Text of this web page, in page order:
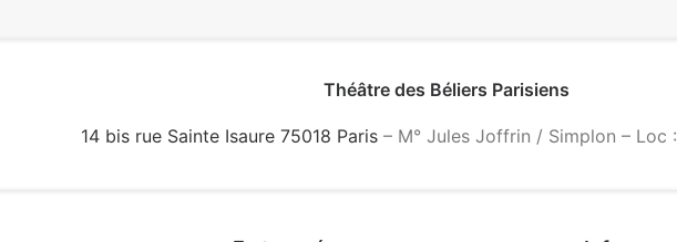
Théâtre des Béliers Parisiens
14 bis rue Sainte Isaure 75018 Paris – M° Jules Joffrin / Simplon – Loc :